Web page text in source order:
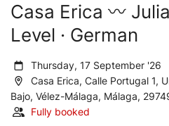
Casa Erica 〰️
Level · German
Thursday, 17 September '26
Casa Erica, Calle Portugal 1,
Bajo, Vélez-Málaga, Málaga,
Fully booked